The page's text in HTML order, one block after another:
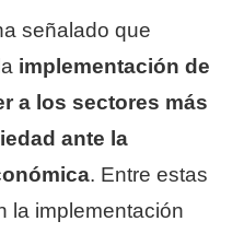
señalado que
implementación de
a los sectores más
ante la
. Entre estas
la implementación